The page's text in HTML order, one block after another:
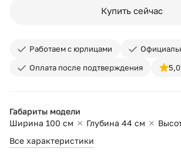
Купить сейчас
Работаем с юрлицами
Оплата после подтверждения
5,0
Габариты модели
Ширина 100 см
Глубина 44 см
Все характеристики